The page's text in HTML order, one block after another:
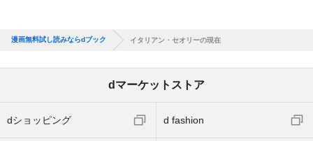
漫画無料試し読みならdブック イタリアン・セオリーの現在
dマーケットストア
dショッピング d fashion